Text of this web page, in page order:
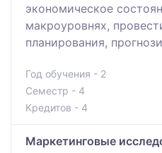
экономическое
макроуровнях,
планирования,
Год обучения - 2
Семестр - 4
Кредитов - 4
Маркетинговые